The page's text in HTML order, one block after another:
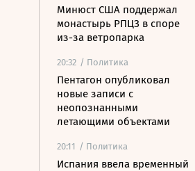
Минюст США поддержал
монастырь РПЦЗ в споре
из-за ветропарка
20:32 / Политика
Пентагон опубликовал
новые записи с
неопознанными
летающими объектами
20:11 / Политика
Испания ввела временный